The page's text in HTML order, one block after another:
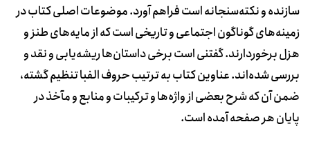
سازنده و نکته‌سنجانه است فراهم آورد. موضوعات اصلی کتاب در
زمینه‌های گوناگون اجتماعی و تاریخی است که از مایه‌های طنز و
هزل برخوردارند. گفتنی است برخی داستان‌ها ریشه‌یابی و نقد و
بررسی شده‌اند. عناوین کتاب به ترتیب حروف الفبا تنظیم گشته،
ضمن آن که شرح بعضی از واژه‌ها و ترکیبات و منابع و مآخذ در
پایان هر صفحه آمده است.